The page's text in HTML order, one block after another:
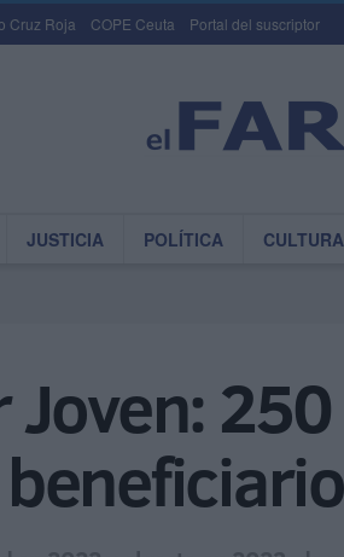
Cruz Roja COPE Ceuta Portal del suscriptor
JUSTICIA POLÍTICA CULTURA